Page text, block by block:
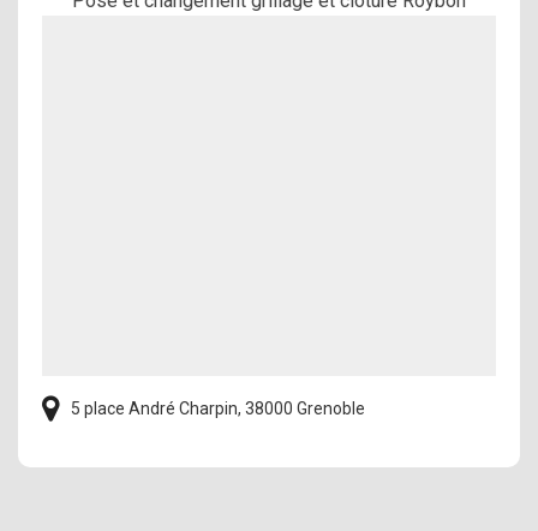
5 place André Charpin, 38000 Grenoble